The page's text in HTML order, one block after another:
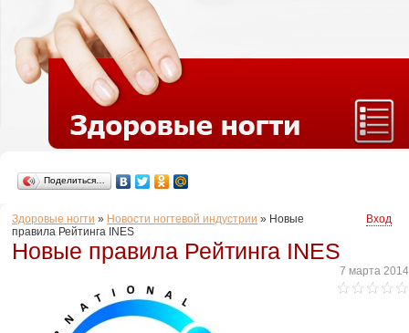
Поделиться…
Здоровые ногти » Новости ногтевой индустрии » Новые
правила Рейтинга INES
Вход
Новые правила Рейтинга INES
7 марта 2014